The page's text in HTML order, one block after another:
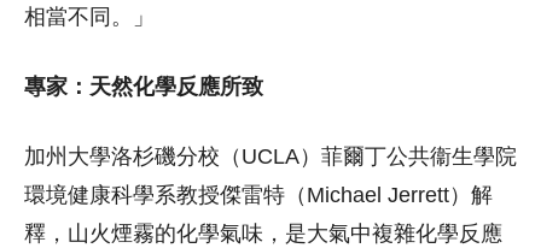
相當不同。」
專家：天然化學反應所致
加州大學洛杉磯分校（UCLA）菲爾丁公共衞生學院
環境健康科學系教授傑雷特（Michael Jerrett）解
釋，山火煙霧的化學氣味，是大氣中複雜化學反應